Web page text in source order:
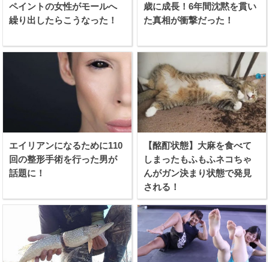
ペイントの女性がモールへ
繰り出したらこうなった！
歳に成長！6年間沈黙を貫い
た真相が衝撃だった！
エイリアンになるために110
回の整形手術を行った男が
話題に！
【酩酊状態】大麻を食べて
しまったもふもふネコちゃ
んがガン決まり状態で発見
される！